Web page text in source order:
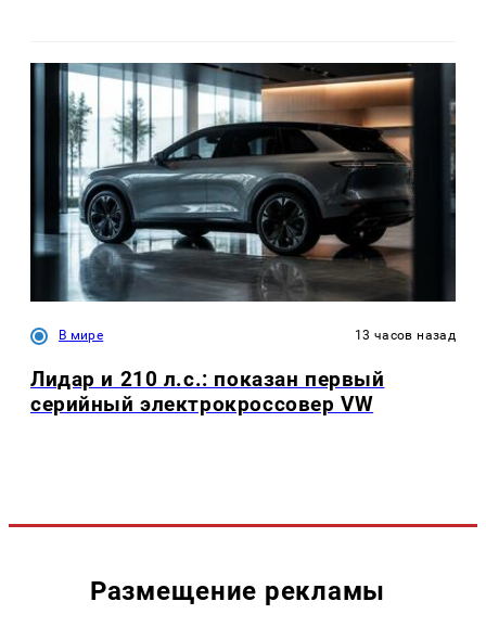
В мире 13 часов назад
Лидар и 210 л.с.: показан первый
серийный электрокроссовер VW
Размещение рекламы